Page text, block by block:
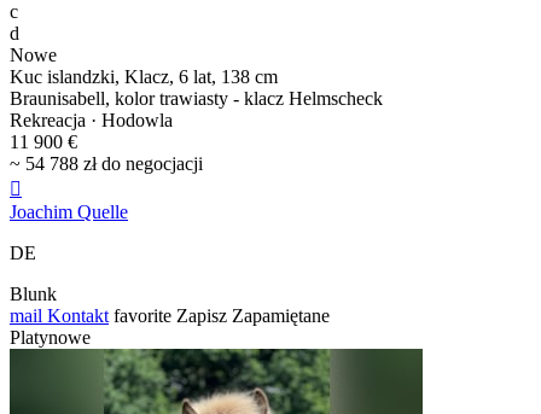
c
d
Nowe
Kuc islandzki, Klacz, 6 lat, 138 cm
Braunisabell, kolor trawiasty - klacz Helmscheck
Rekreacja · Hodowla
11 900 €
~ 54 788 zł do negocjacji

Joachim Quelle
DE
Blunk
mail Kontakt favorite Zapisz Zapamiętane
Platynowe